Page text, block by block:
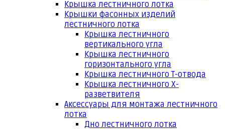
Крышка лестничного лотка
Крышки фасонных изделий
лестничного лотка
Крышка лестничного
вертикального угла
Крышка лестничного
горизонтального угла
Крышка лестничного Т-отвода
Крышка лестничного Х-
разветвителя
Аксессуары для монтажа лестничного
лотка
Дно лестничного лотка